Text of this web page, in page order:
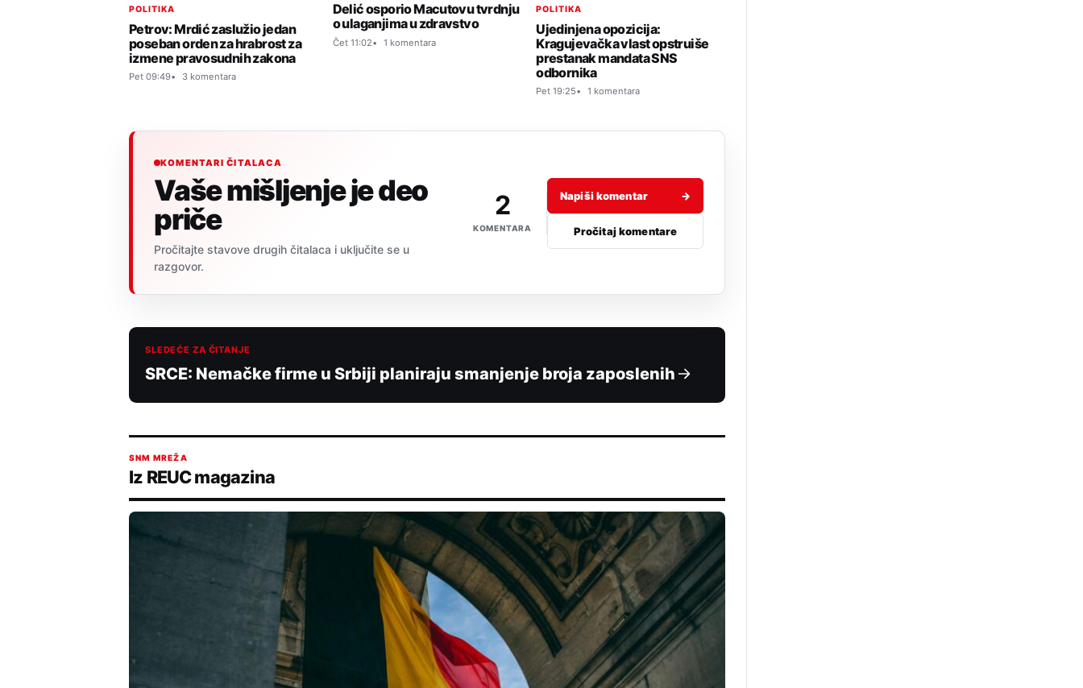
POLITIKA
Petrov: Mrdić zaslužio jedan
poseban orden za hrabrost za
izmene pravosudnih zakona
Pet 09:49 3 komentara
Delić osporio Macutovu tvrdnju
o ulaganjima u zdravstvo
Čet 11:02 1 komentara
POLITIKA
Ujedinjena opozicija:
Kragujevačka vlast opstruiše
prestanak mandata SNS
odbornika
Pet 19:25 1 komentara
KOMENTARI ČITALACA
Vaše mišljenje je deo
priče
Pročitajte stavove drugih čitalaca i uključite se u
razgovor.
2
KOMENTARA
Napiši komentar →
Pročitaj komentare
SLEDEĆE ZA ČITANJE
SRCE: Nemačke firme u Srbiji planiraju smanjenje broja zaposlenih
SNM MREŽA
Iz REUC magazina